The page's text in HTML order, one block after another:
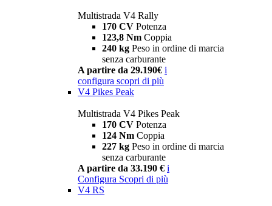
Multistrada V4 Rally
170 CV Potenza
123,8 Nm Coppia
240 kg Peso in ordine di marcia
senza carburante
A partire da 29.190€ i
configura scopri di più
V4 Pikes Peak
Multistrada V4 Pikes Peak
170 CV Potenza
124 Nm Coppia
227 kg Peso in ordine di marcia
senza carburante
A partire da 33.190 € i
Configura Scopri di più
V4 RS